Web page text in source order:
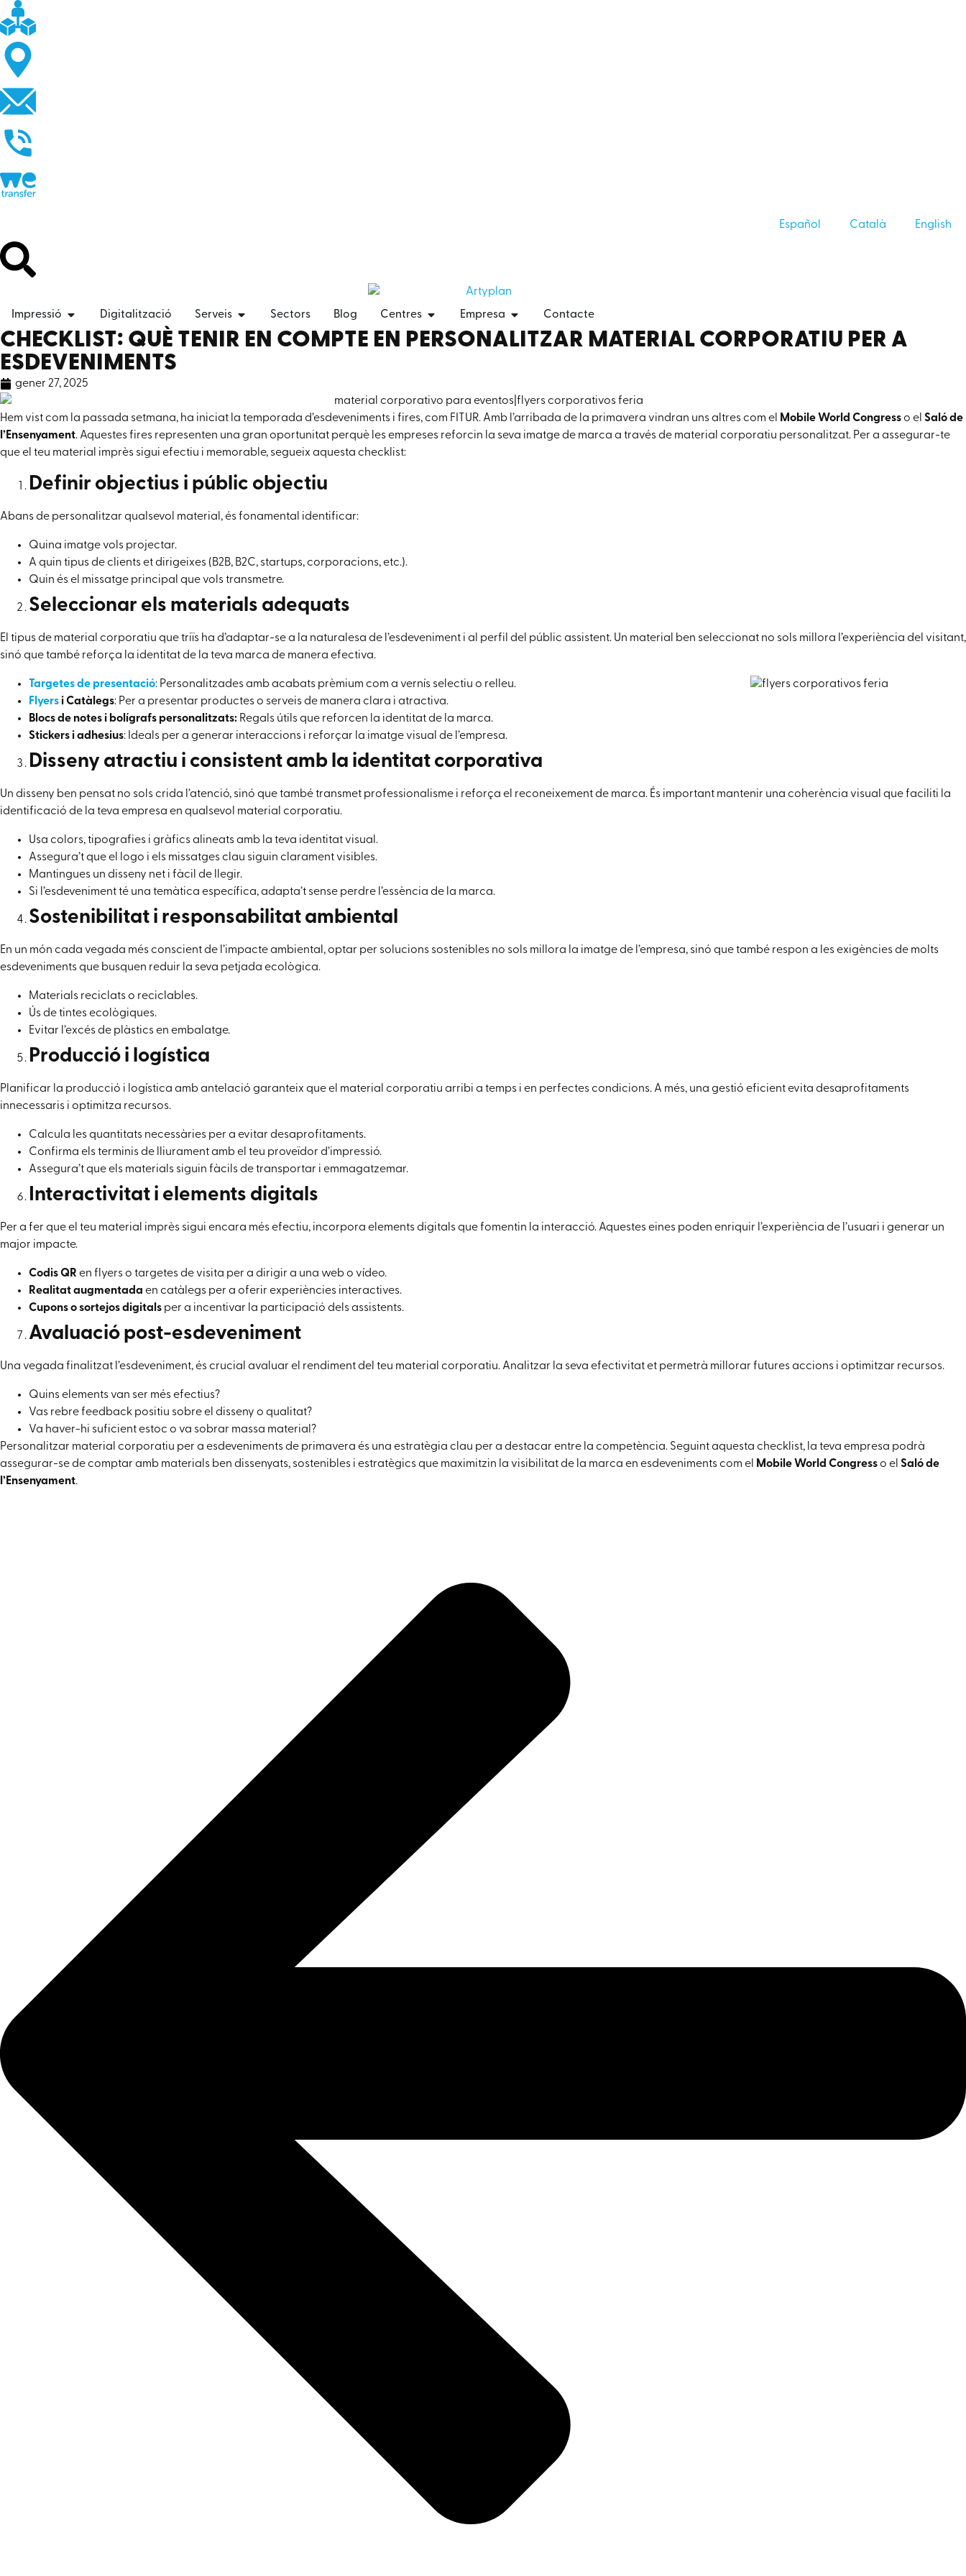
Español Català English
Impressió Digitalització Serveis Sectors Blog Centres Empresa Contacte
CHECKLIST: QUÈ TENIR EN COMPTE EN PERSONALITZAR MATERIAL CORPORATIU PER A
ESDEVENIMENTS
gener 27, 2025
Hem vist com la passada setmana, ha iniciat la temporada d’esdeveniments i fires, com FITUR. Amb l’arribada de la primavera vindran uns altres com el Mobile World Congress o el Saló de
l’Ensenyament. Aquestes fires representen una gran oportunitat perquè les empreses reforcin la seva imatge de marca a través de material corporatiu personalitzat. Per a assegurar-te
que el teu material imprès sigui efectiu i memorable, segueix aquesta checklist:
Definir objectius i públic objectiu
Abans de personalitzar qualsevol material, és fonamental identificar:
Quina imatge vols projectar.
A quin tipus de clients et dirigeixes (B2B, B2C, startups, corporacions, etc.).
Quin és el missatge principal que vols transmetre.
Seleccionar els materials adequats
El tipus de material corporatiu que triïs ha d’adaptar-se a la naturalesa de l’esdeveniment i al perfil del públic assistent. Un material ben seleccionat no sols millora l’experiència del visitant,
sinó que també reforça la identitat de la teva marca de manera efectiva.
Targetes de presentació: Personalitzades amb acabats prèmium com a vernís selectiu o relleu.
Flyers i Catàlegs: Per a presentar productes o serveis de manera clara i atractiva.
Blocs de notes i bolígrafs personalitzats: Regals útils que reforcen la identitat de la marca.
Stickers i adhesius: Ideals per a generar interaccions i reforçar la imatge visual de l’empresa.
Disseny atractiu i consistent amb la identitat corporativa
Un disseny ben pensat no sols crida l’atenció, sinó que també transmet professionalisme i reforça el reconeixement de marca. És important mantenir una coherència visual que faciliti la
identificació de la teva empresa en qualsevol material corporatiu.
Usa colors, tipografies i gràfics alineats amb la teva identitat visual.
Assegura’t que el logo i els missatges clau siguin clarament visibles.
Mantingues un disseny net i fàcil de llegir.
Si l’esdeveniment té una temàtica específica, adapta’t sense perdre l’essència de la marca.
Sostenibilitat i responsabilitat ambiental
En un món cada vegada més conscient de l’impacte ambiental, optar per solucions sostenibles no sols millora la imatge de l’empresa, sinó que també respon a les exigències de molts
esdeveniments que busquen reduir la seva petjada ecològica.
Materials reciclats o reciclables.
Ús de tintes ecològiques.
Evitar l’excés de plàstics en embalatge.
Producció i logística
Planificar la producció i logística amb antelació garanteix que el material corporatiu arribi a temps i en perfectes condicions. A més, una gestió eficient evita desaprofitaments
innecessaris i optimitza recursos.
Calcula les quantitats necessàries per a evitar desaprofitaments.
Confirma els terminis de lliurament amb el teu proveïdor d’impressió.
Assegura’t que els materials siguin fàcils de transportar i emmagatzemar.
Interactivitat i elements digitals
Per a fer que el teu material imprès sigui encara més efectiu, incorpora elements digitals que fomentin la interacció. Aquestes eines poden enriquir l’experiència de l’usuari i generar un
major impacte.
Codis QR en flyers o targetes de visita per a dirigir a una web o vídeo.
Realitat augmentada en catàlegs per a oferir experiències interactives.
Cupons o sortejos digitals per a incentivar la participació dels assistents.
Avaluació post-esdeveniment
Una vegada finalitzat l’esdeveniment, és crucial avaluar el rendiment del teu material corporatiu. Analitzar la seva efectivitat et permetrà millorar futures accions i optimitzar recursos.
Quins elements van ser més efectius?
Vas rebre feedback positiu sobre el disseny o qualitat?
Va haver-hi suficient estoc o va sobrar massa material?
Personalitzar material corporatiu per a esdeveniments de primavera és una estratègia clau per a destacar entre la competència. Seguint aquesta checklist, la teva empresa podrà
assegurar-se de comptar amb materials ben dissenyats, sostenibles i estratègics que maximitzin la visibilitat de la marca en esdeveniments com el
Mobile World Congress o el Saló de
l’Ensenyament.